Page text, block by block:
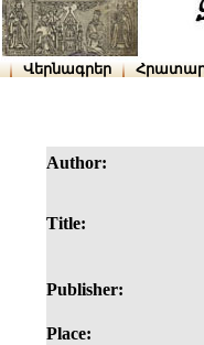
Վերնագրեր
Author:
Title:
Publisher:
Place: